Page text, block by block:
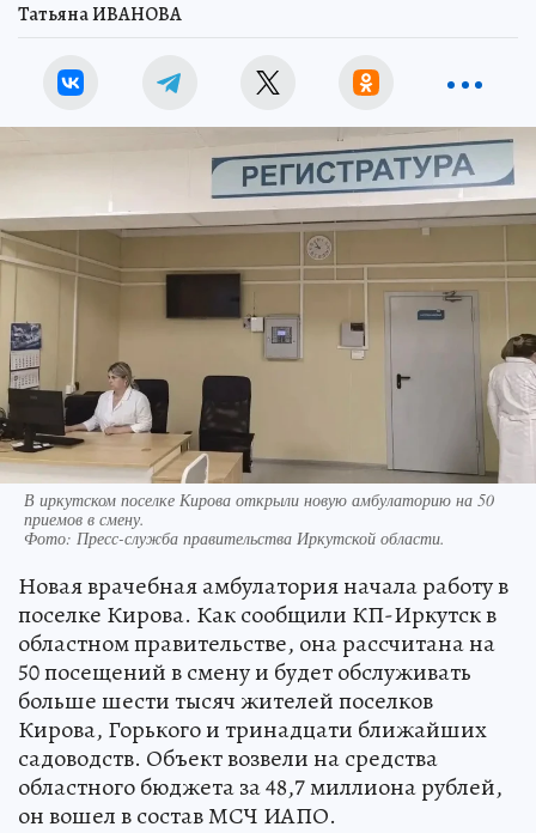
Татьяна ИВАНОВА
В иркутском поселке Кирова открыли новую амбулаторию на 50
приемов в смену.
Фото: Пресс-служба правительства Иркутской области.
Новая врачебная амбулатория начала работу в
поселке Кирова. Как сообщили КП-Иркутск в
областном правительстве, она рассчитана на
50 посещений в смену и будет обслуживать
больше шести тысяч жителей поселков
Кирова, Горького и тринадцати ближайших
садоводств. Объект возвели на средства
областного бюджета за 48,7 миллиона рублей,
он вошел в состав МСЧ ИАПО.